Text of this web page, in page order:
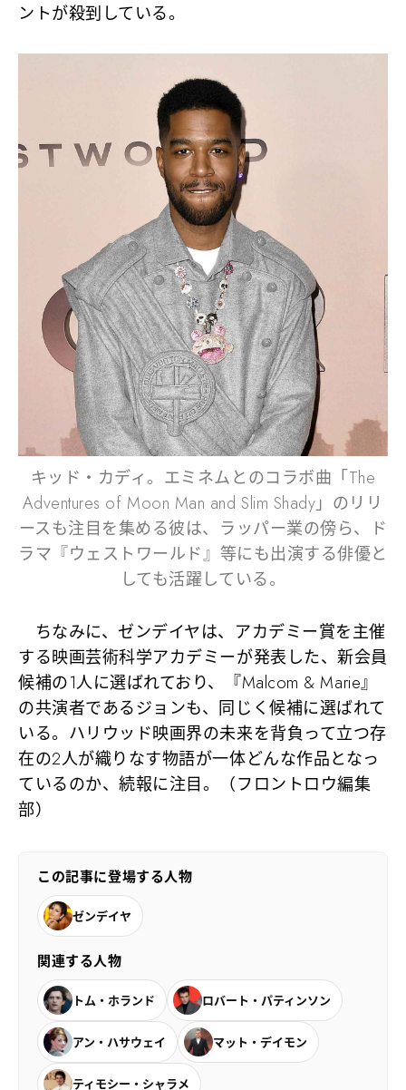
ントが殺到している。
キッド・カディ。エミネムとのコラボ曲「The
Adventures of Moon Man and Slim Shady」のリリ
ースも注目を集める彼は、ラッパー業の傍ら、ド
ラマ『ウェストワールド』等にも出演する俳優と
しても活躍している。
ちなみに、ゼンデイヤは、アカデミー賞を主催
する映画芸術科学アカデミーが発表した、新会員
候補の1人に選ばれており、『Malcom & Marie』
の共演者であるジョンも、同じく候補に選ばれて
いる。ハリウッド映画界の未来を背負って立つ存
在の2人が織りなす物語が一体どんな作品となっ
ているのか、続報に注目。（フロントロウ編集
部）
この記事に登場する人物
ゼンデイヤ
関連する人物
トム・ホランド ロバート・パティンソン
アン・ハサウェイ マット・デイモン
ティモシー・シャラメ